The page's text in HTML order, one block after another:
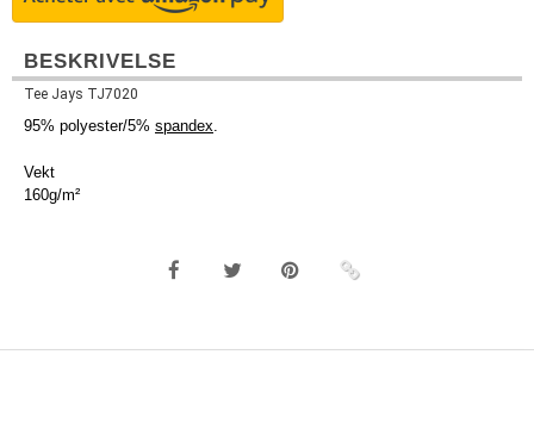
BESKRIVELSE
Tee Jays TJ7020
95% polyester/5% spandex.
Vekt
160g/m²